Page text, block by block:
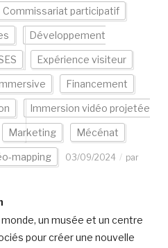
Commissariat participatif
Développement
Expérience visiteur
Financement
Immersion vidéo projetée
Marketing Mécénat
mapping 03/09/2024
par
un musée et un centre
pour créer une nouvelle